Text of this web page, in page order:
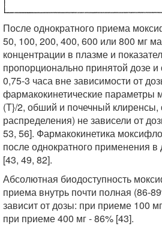
После однократного приема
50, 100, 200, 400, 600 или 800 мг
концентрации в плазме и
пропорционально принятой дозе
0,75-3 часа вне зависимости от
фармакокинетические параметры
(Т}/2, обший и почечный клиренсы,
распределения) не зависели от
53, 56]. Фармакокинетика
после однократного применения в
[43, 49, 82].
Абсолютная биодоступность
приема внутрь почти полная (86-
зависит от дозы: при приеме 100
при приеме 400 мг - 86% [43].